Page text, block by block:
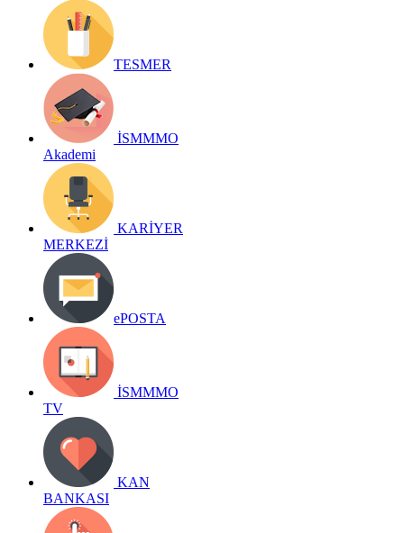
TESMER
İSMMMO
Akademi
KARİYER
MERKEZİ
ePOSTA
İSMMMO
TV
KAN
BANKASI